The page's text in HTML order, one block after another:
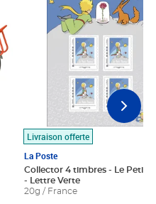
Livraison offerte
La Poste
Collector 4 timbres - Le Petit
- Lettre Verte
20g / France